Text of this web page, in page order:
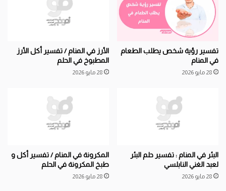
تفسير رؤية شخص يطلب الطعام
في المنام
28 مايو 2026
الأرز في المنام / تفسير أكل الأرز
المطبوخ في الحلم
28 مايو 2026
البئر في المنام : تفسير حلم البئر
لعبد الغني النابلسي
28 مايو 2026
المكرونة في المنام / تفسير أكل و
طبخ المكرونة في الحلم
28 مايو 2026